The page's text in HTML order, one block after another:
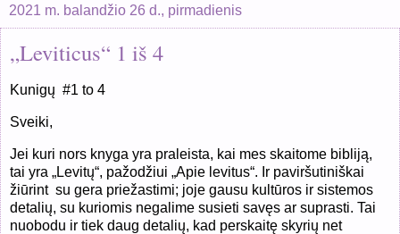
2021 m. balandžio 26 d., pirmadienis
„Leviticus“ 1 iš 4
Kunigų #1 to 4
Sveiki,
Jei kuri nors knyga yra praleista, kai mes skaitome bibliją,
tai yra „Levitų“, pažodžiui „Apie levitus“. Ir paviršutiniškai
žiūrint su gera priežastimi; joje gausu kultūros ir sistemos
detalių, su kuriomis negalime susieti savęs ar suprasti. Tai
nuobodu ir tiek daug detalių, kad perskaitę skyrių net